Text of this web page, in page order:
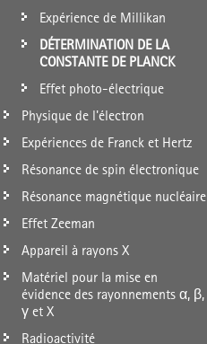
Expérience de Millikan
DÉTERMINATION DE LA
CONSTANTE DE PLANCK
Effet photo-électrique
Physique de l'électron
Expériences de Franck et Hertz
Résonance de spin électronique
Résonance magnétique nucléaire
Effet Zeeman
Appareil à rayons X
Matériel pour la mise en
évidence des rayonnements α, β,
γ et X
Radioactivité